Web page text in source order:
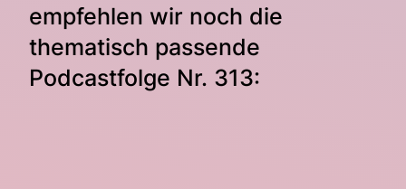
empfehlen wir noch die
thematisch passende
Podcastfolge Nr. 313: